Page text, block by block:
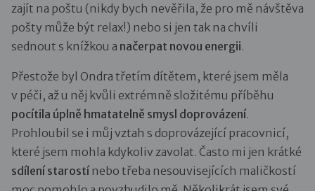
zajít na poštu (nikdy bych nevěřila, že pro mě návštěva
pošty může být relax!) nebo si jen tak na chvíli
sednout s knížkou a načerpat novou energii.
Přestože byl Ondra třetím dítětem, které jsem měla
v péči, až u něj kvůli extrémně složitému příběhu
pocítila úplně hmatatelně smysl doprovázení.
Prohloubil se i můj vztah s doprovázející pracovnicí,
které jsem mohla kdykoliv zavolat. Často mi jen krátké
sdílení starostí nebo třeba nesouvisejících maličkostí